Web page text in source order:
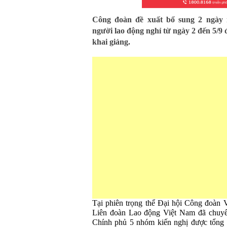
Công đoàn đề xuất bổ sung 2
người lao động nghỉ từ ngày 2 đến 5/
khai giảng.
Tại phiên trọng thể Đại hội Công đoàn
Liên đoàn Lao động Việt Nam đã
Chính phủ 5 nhóm kiến nghị được